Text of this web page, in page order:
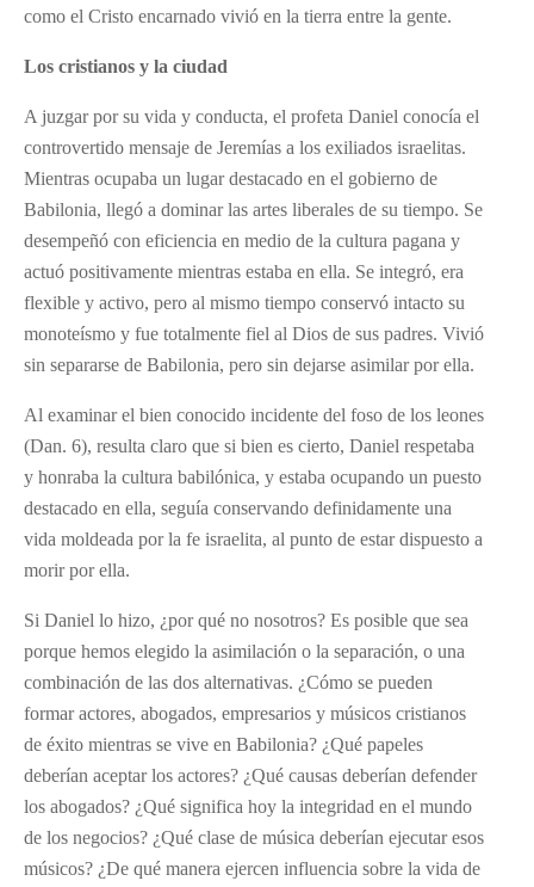
como el Cristo encarnado vivió en la tierra entre la gente.
Los cristianos y la ciudad
A juzgar por su vida y conducta, el profeta Daniel conocía el
controvertido mensaje de Jeremías a los exiliados israelitas.
Mientras ocupaba un lugar destacado en el gobierno de
Babilonia, llegó a dominar las artes liberales de su tiempo. Se
desempeñó con eficiencia en medio de la cultura pagana y
actuó positivamente mientras estaba en ella. Se integró, era
flexible y activo, pero al mismo tiempo conservó intacto su
monoteísmo y fue totalmente fiel al Dios de sus padres. Vivió
sin separarse de Babilonia, pero sin dejarse asimilar por ella.
Al examinar el bien conocido incidente del foso de los leones
(Dan. 6), resulta claro que si bien es cierto, Daniel respetaba
y honraba la cultura babilónica, y estaba ocupando un puesto
destacado en ella, seguía conservando definidamente una
vida moldeada por la fe israelita, al punto de estar dispuesto a
morir por ella.
Si Daniel lo hizo, ¿por qué no nosotros? Es posible que sea
porque hemos elegido la asimilación o la separación, o una
combinación de las dos alternativas. ¿Cómo se pueden
formar actores, abogados, empresarios y músicos cristianos
de éxito mientras se vive en Babilonia? ¿Qué papeles
deberían aceptar los actores? ¿Qué causas deberían defender
los abogados? ¿Qué significa hoy la integridad en el mundo
de los negocios? ¿Qué clase de música deberían ejecutar esos
músicos? ¿De qué manera ejercen influencia sobre la vida de